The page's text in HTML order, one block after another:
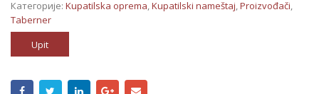
Категорије: Kupatilska oprema,Kupatilski nameštaj,Proizvođači,
Taberner
Upit